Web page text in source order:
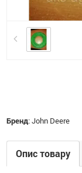
Бренд:John Deere
Опис товару